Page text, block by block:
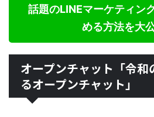
話題のLINEマーケティン
める方法を大
オープンチャット「令和
るオープンチャット」